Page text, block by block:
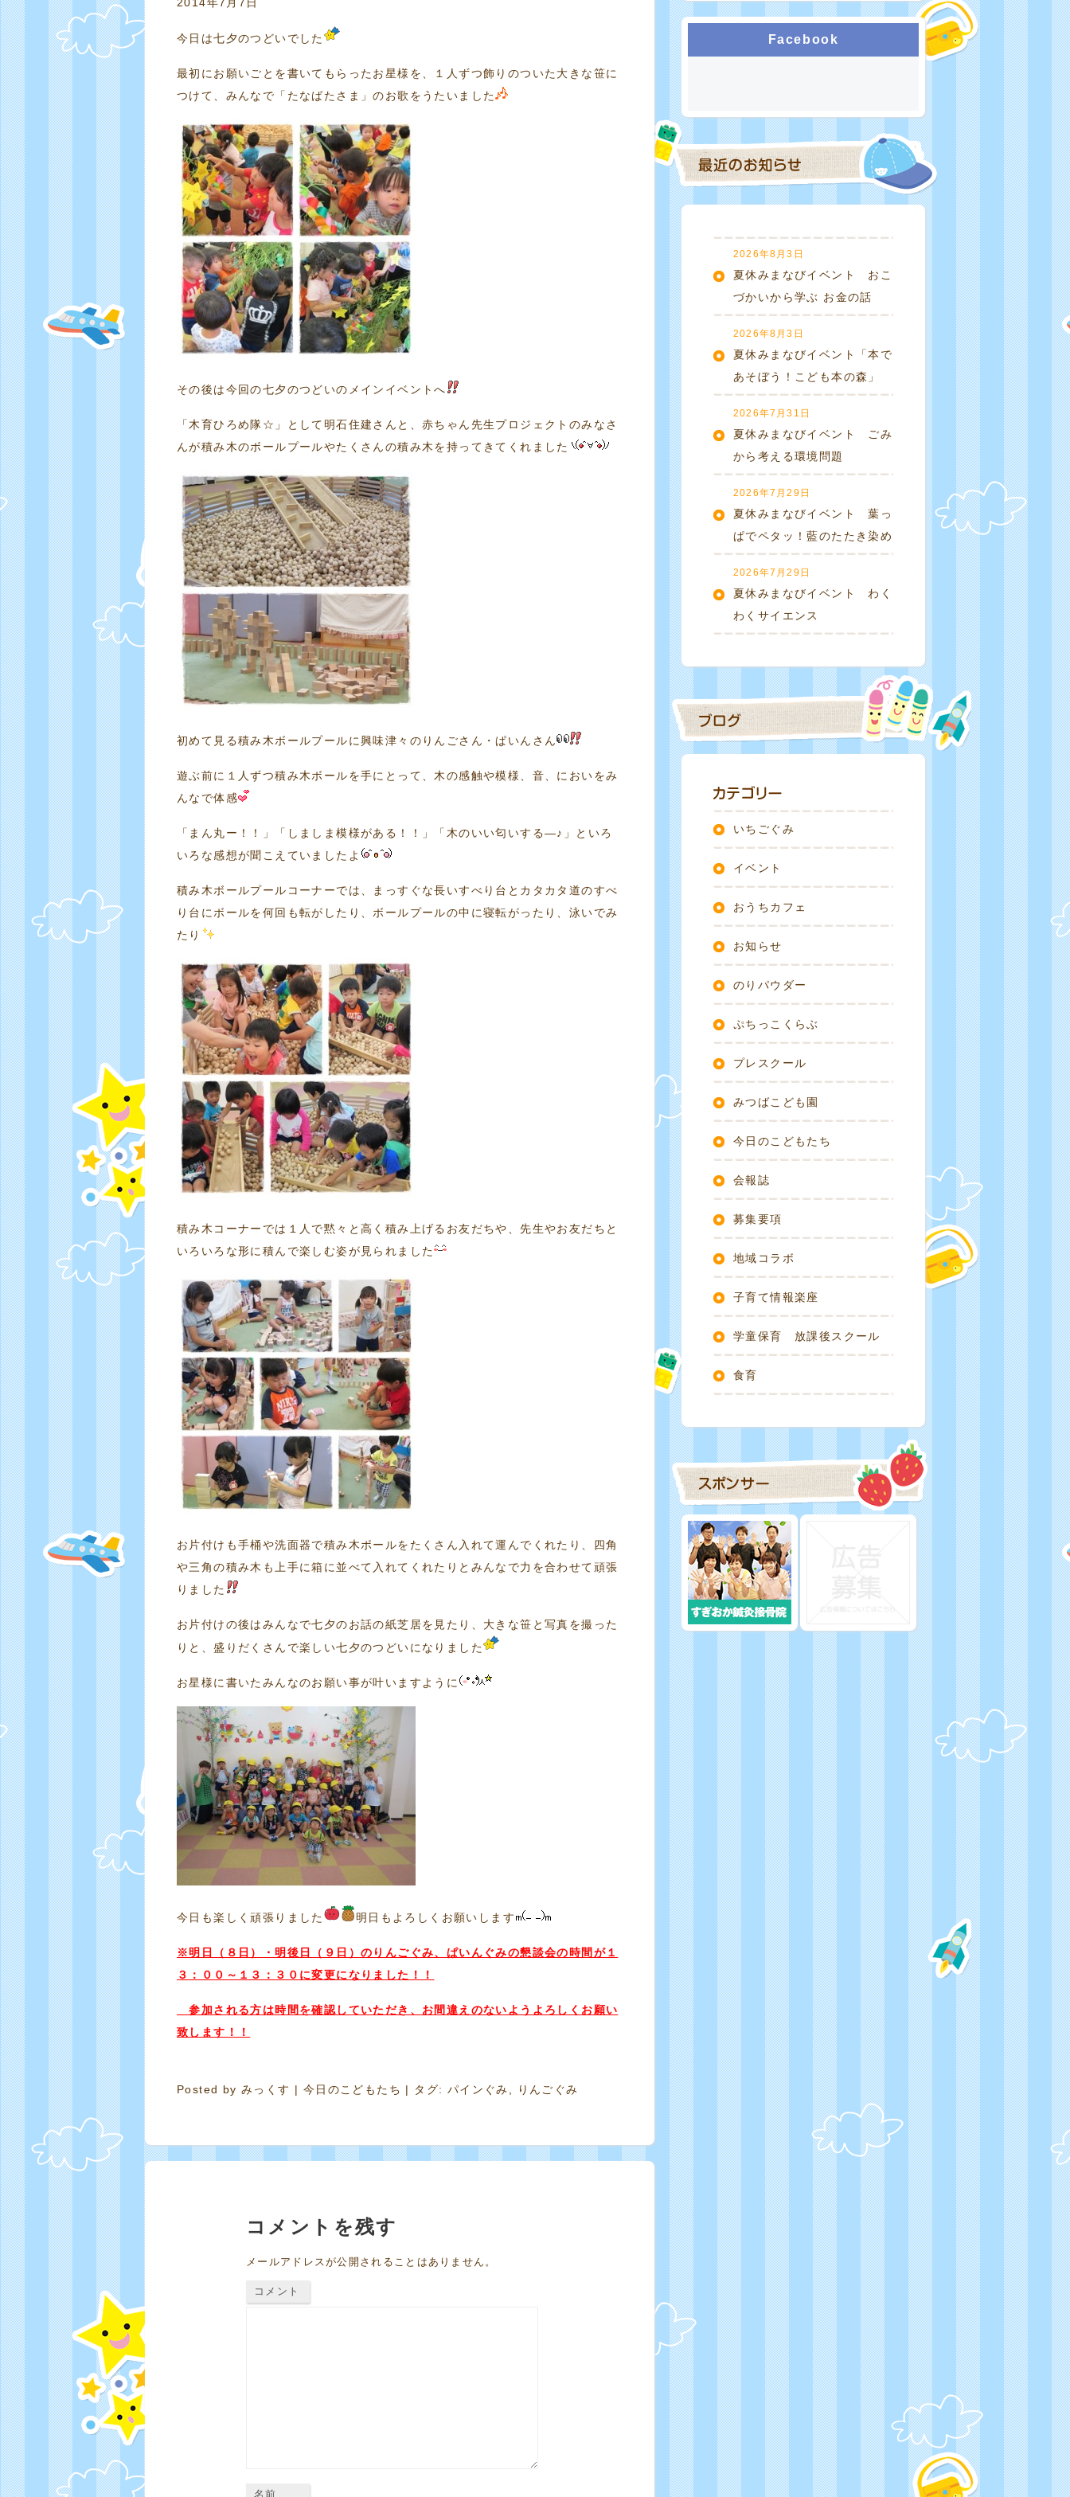
今日は七夕のつどいでした
最初にお願いごとを書いてもらったお星様を、１人ずつ飾りのついた大きな笹に
つけて、みんなで「たなばたさま」のお歌をうたいました
その後は今回の七夕のつどいのメインイベントへ
「木育ひろめ隊☆」として明石住建さんと、赤ちゃん先生プロジェクトのみなさ
んが積み木のボールプールやたくさんの積み木を持ってきてくれました
初めて見る積み木ボールプールに興味津々のりんごさん・ぱいんさん
遊ぶ前に１人ずつ積み木ボールを手にとって、木の感触や模様、音、においをみ
んなで体感
「まん丸ー！！」「しましま模様がある！！」「木のいい匂いする―♪」といろ
いろな感想が聞こえていましたよ
積み木ボールプールコーナーでは、まっすぐな長いすべり台とカタカタ道のすべ
り台にボールを何回も転がしたり、ボールプールの中に寝転がったり、泳いでみ
たり
積み木コーナーでは１人で黙々と高く積み上げるお友だちや、先生やお友だちと
いろいろな形に積んで楽しむ姿が見られました
お片付けも手桶や洗面器で積み木ボールをたくさん入れて運んでくれたり、四角
や三角の積み木も上手に箱に並べて入れてくれたりとみんなで力を合わせて頑張
りました
お片付けの後はみんなで七夕のお話の紙芝居を見たり、大きな笹と写真を撮った
りと、盛りだくさんで楽しい七夕のつどいになりました
お星様に書いたみんなのお願い事が叶いますように
今日も楽しく頑張りました 明日もよろしくお願いします
※明日（８日）・明後日（９日）のりんごぐみ、ぱいんぐみの懇談会の時間が１
３：００～１３：３０に変更になりました！！
参加される方は時間を確認していただき、お間違えのないようよろしくお願い
致します！！
Posted byみっくす | 今日のこどもたち | タグ: パインぐみ りんごぐみ
コメントを残す
メールアドレスが公開されることはありません。
コメント
名前
Facebook
2026年8月3日
夏休みまなびイベント おこ
づかいから学ぶ お金の話
2026年8月3日
夏休みまなびイベント「本で
あそぼう！こども本の森」
2026年7月31日
夏休みまなびイベント ごみ
から考える環境問題
2026年7月29日
夏休みまなびイベント 葉っ
ぱでペタッ！藍のたたき染め
2026年7月29日
夏休みまなびイベント わく
わくサイエンス
いちごぐみ
イベント
おうちカフェ
お知らせ
のりパウダー
ぷちっこくらぶ
プレスクール
みつばこども園
今日のこどもたち
会報誌
募集要項
地域コラボ
子育て情報楽座
学童保育 放課後スクール
食育